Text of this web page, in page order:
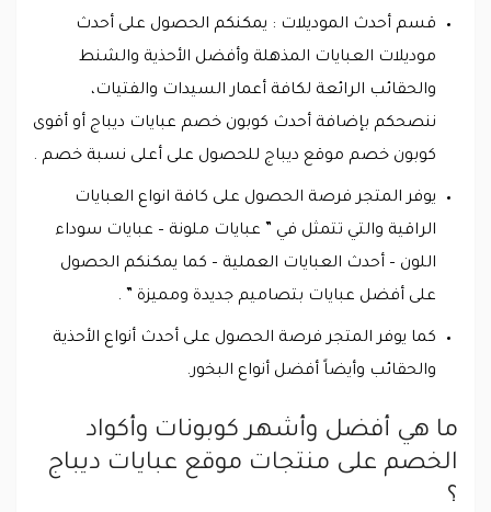
قسم أحدث الموديلات : يمكنكم الحصول على أحدث
موديلات العبايات المذهلة وأفضل الأحذية والشنط
والحقائب الرائعة لكافة أعمار السيدات والفتيات،
ننصحكم بإضافة أحدث كوبون خصم عبايات ديباج أو أقوى
كوبون خصم موقع ديباج للحصول على أعلى نسبة خصم .
يوفر المتجر فرصة الحصول على كافة انواع العبايات
الراقية والتي تتمثل في ” عبايات ملونة – عبايات سوداء
اللون – أحدث العبايات العملية – كما يمكنكم الحصول
على أفضل عبايات بتصاميم جديدة ومميزة ” .
كما يوفر المتجر فرصة الحصول على أحدث أنواع الأحذية
والحقائب وأيضاً أفضل أنواع البخور.
ما هي أفضل وأشهر كوبونات وأكواد
الخصم على منتجات موقع عبايات ديباج
؟